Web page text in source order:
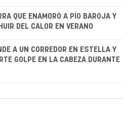
QUE ENAMORÓ A PÍO BAROJA Y
DEL CALOR EN VERANO
A UN CORREDOR EN ESTELLA Y
GOLPE EN LA CABEZA DURANTE